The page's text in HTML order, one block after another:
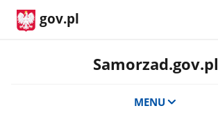
gov.pl
Samorzad.gov.pl
MENU